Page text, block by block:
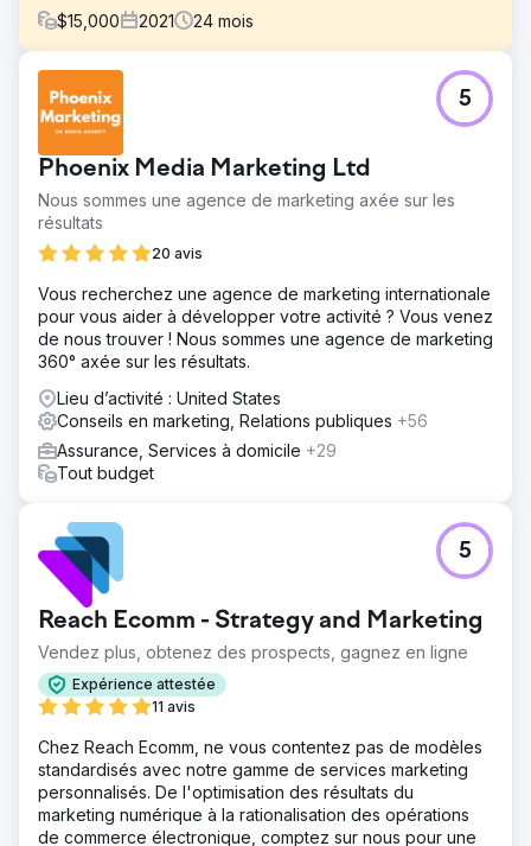
$15,000 2021 24 mois
CheapInsurance.com n’avait pas de plan de marketing
numérique clair. Bien qu'ils fournissent des services
exceptionnels depuis 1974, ils ne savent pas comment
utiliser leurs efforts de marketing en ligne pour attirer plus
de clients et maximiser leur potentiel de revenus.
Solution
Boost Media Group a élaboré une stratégie marketing sur
accroître la notoriété de sa marque, à améliorer son taux
de conversion, à accroître son engagement sur les
réseaux sociaux et à améliorer sa visibilité en ligne dans
les résultats des moteurs de recherche.
Résultat
Amélioration du trafic Web de CheapInsurance.com avec
+ 37,91 % de stratégies directes et + 15,37 % de
stratégies organiques. Génération de 15,8 000 backlinks,
Instagram et Twitter grâce à une croissance et un
engagement constants. médias, c
Vers la page de l'agence
Phoenix Media Marketing Ltd
Nous sommes une agence de marketing axée sur les
résultats
20 avis
5
Vous recherchez une agence de marketing internationale
pour vous aider à développer votre activité ? Vous venez
de nous trouver ! Nous sommes une agence de marketing
360° axée sur les résultats.
Lieu d’activité : United States
Conseils en marketing, Relations publiques +56
Assurance, Services à domicile +29
Tout budget
Reach Ecomm - Strategy and Marketing
Vendez plus, obtenez des prospects, gagnez en ligne
Expérience attestée
11 avis
5
Chez Reach Ecomm, ne vous contentez pas de modèles
standardisés avec notre gamme de services marketing
personnalisés. De l'optimisation des résultats du
marketing numérique à la rationalisation des opérations
de commerce électronique, comptez sur nous pour une